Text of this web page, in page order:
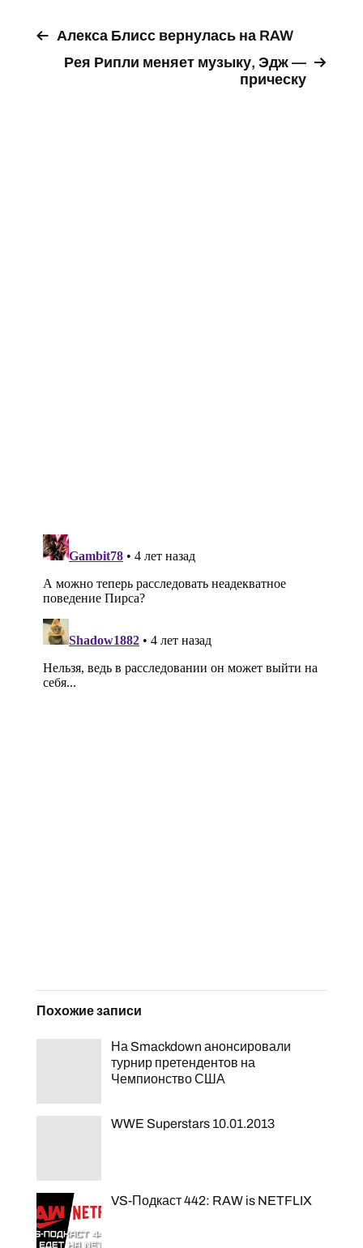
Алекса Блисс вернулась на RAW
Рея Рипли меняет музыку, Эдж —
прическу
Похожие записи
На Smackdown анонсировали
турнир претендентов на
Чемпионство США
WWE Superstars 10.01.2013
VS-Подкаст 442: RAW is NETFLIX